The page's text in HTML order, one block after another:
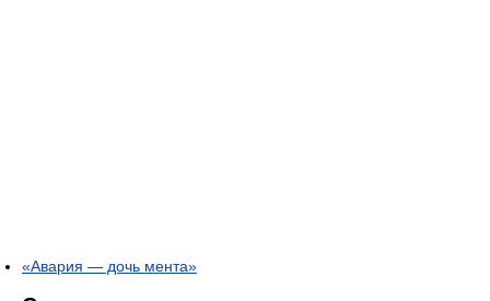
«Авария — дочь мента»